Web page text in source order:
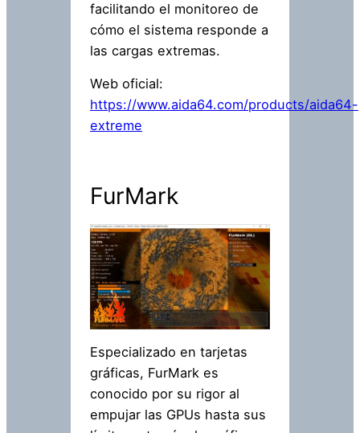
facilitando el monitoreo de
cómo el sistema responde a
las cargas extremas.
Web oficial:
https://www.aida64.com/products/aida64-
extreme
FurMark
Especializado en tarjetas
gráficas, FurMark es
conocido por su rigor al
empujar las GPUs hasta sus